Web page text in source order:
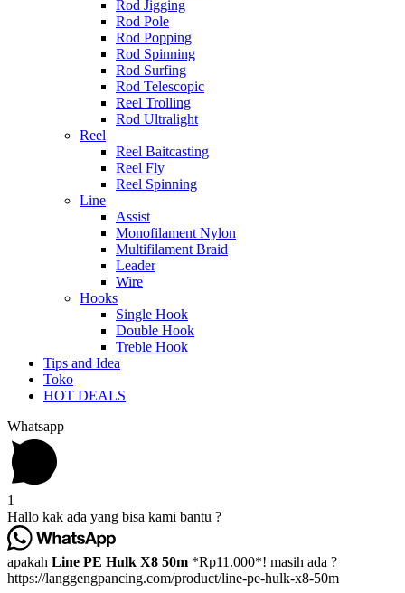
Rod Jigging
Rod Pole
Rod Popping
Rod Spinning
Rod Surfing
Rod Telescopic
Reel Trolling
Rod Ultralight
Reel
Reel Baitcasting
Reel Fly
Reel Spinning
Line
Assist
Monofilament Nylon
Multifilament Braid
Leader
Wire
Hooks
Single Hook
Double Hook
Treble Hook
Tips and Idea
Toko
HOT DEALS
Whatsapp
1
Hallo kak ada yang bisa kami bantu ?
apakah Line PE Hulk X8 50m *Rp11.000*! masih ada ?
https://langgengpancing.com/product/line-pe-hulk-x8-50m